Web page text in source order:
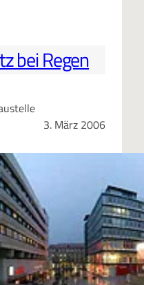
bei Regen
3. März 2006